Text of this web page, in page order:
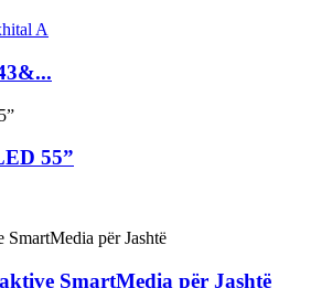
55”
SmartMedia për Jashtë